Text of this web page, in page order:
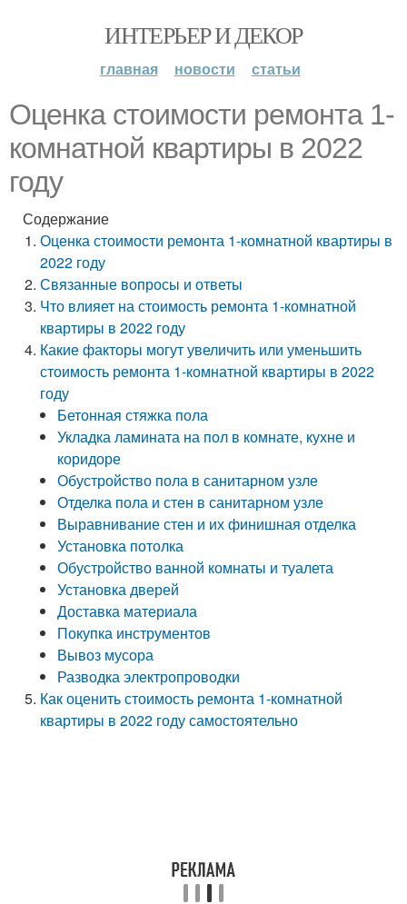
ИНТЕРЬЕР И ДЕКОР
главная новости статьи
Оценка стоимости ремонта 1-
комнатной квартиры в 2022
году
Содержание
Оценка стоимости ремонта 1-комнатной квартиры в
2022 году
Связанные вопросы и ответы
Что влияет на стоимость ремонта 1-комнатной
квартиры в 2022 году
Какие факторы могут увеличить или уменьшить
стоимость ремонта 1-комнатной квартиры в 2022
году
Бетонная стяжка пола
Укладка ламината на пол в комнате, кухне и
коридоре
Обустройство пола в санитарном узле
Отделка пола и стен в санитарном узле
Выравнивание стен и их финишная отделка
Установка потолка
Обустройство ванной комнаты и туалета
Установка дверей
Доставка материала
Покупка инструментов
Вывоз мусора
Разводка электропроводки
Как оценить стоимость ремонта 1-комнатной
квартиры в 2022 году самостоятельно